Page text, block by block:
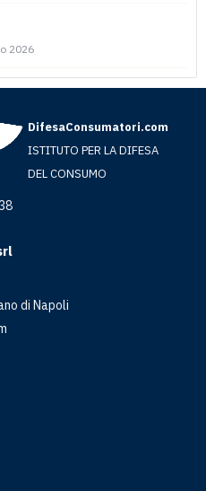
2026
DifesaConsumatori.com
ISTITUTO PER LA DIFESA
DEL CONSUMO
di Napoli